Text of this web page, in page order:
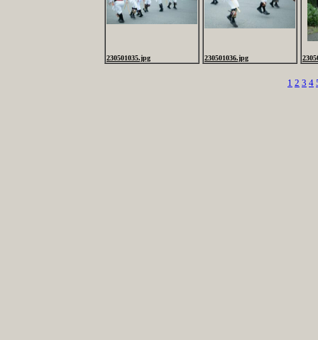
230501035.jpg 230501036.jpg
1 2 3 4